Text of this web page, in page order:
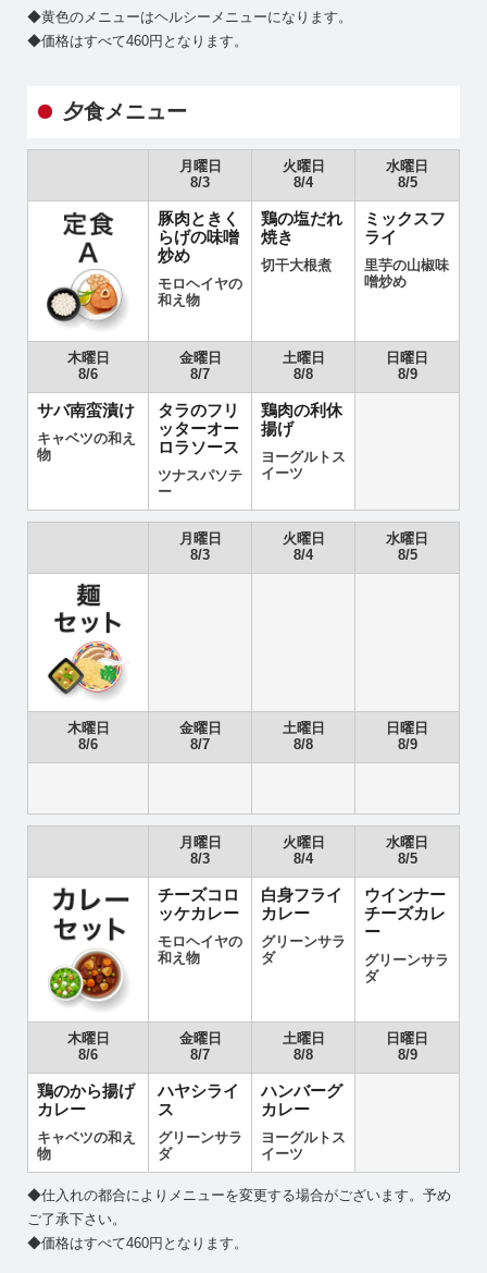
◆黄色のメニューはヘルシーメニューになります。
◆価格はすべて460円となります。
夕食メニュー
月曜日
8/3
火曜日
8/4
水曜日
8/5
豚肉ときく
らげの味噌
炒め
モロヘイヤの
和え物
鶏の塩だれ
焼き
切干大根煮
ミックスフ
ライ
里芋の山椒味
噌炒め
木曜日
8/6
金曜日
8/7
土曜日
8/8
日曜日
8/9
サバ南蛮漬け
キャベツの和え
物
タラのフリ
ッターオー
ロラソース
ツナスパソテ
ー
鶏肉の利休
揚げ
ヨーグルトス
イーツ
月曜日
8/3
火曜日
8/4
水曜日
8/5
木曜日
8/6
金曜日
8/7
土曜日
8/8
日曜日
8/9
月曜日
8/3
火曜日
8/4
水曜日
8/5
チーズコロ
ッケカレー
モロヘイヤの
和え物
白身フライ
カレー
グリーンサラ
ダ
ウインナー
チーズカレ
ー
グリーンサラ
ダ
木曜日
8/6
金曜日
8/7
土曜日
8/8
日曜日
8/9
鶏のから揚げ
カレー
キャベツの和え
物
ハヤシライ
ス
グリーンサラ
ダ
ハンバーグ
カレー
ヨーグルトス
イーツ
◆仕入れの都合によりメニューを変更する場合がございます。予め
ご了承下さい。
◆価格はすべて460円となります。